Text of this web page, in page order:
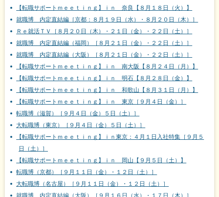
【転職サポートｍｅｅｔｉｎｇ】ｉｎ 奈良【８月１８日（火）】
就職博 内定直結編［京都：８月１９日（水）・８月２０日（木）］
Ｒｅ就活ＴＶ［８月２０日（木）・２１日（金）・２２日（土）］
就職博 内定直結編（福岡）［８月２１日（金）・２２日（土）］
就職博 内定直結編（大阪）［８月２１日（金）・２２日（土）］
【転職サポートｍｅｅｔｉｎｇ】ｉｎ 南大阪【８月２４日（月）】
【転職サポートｍｅｅｔｉｎｇ】ｉｎ 明石【８月２８日（金）】
【転職サポートｍｅｅｔｉｎｇ】ｉｎ 和歌山【８月３１日（月）】
【転職サポートｍｅｅｔｉｎｇ】ｉｎ 東京［９月４日（金）］
転職博（滋賀）［９月４日（金）５日（土）］
大転職博（東京）［９月４日（金）５日（土）］
【転職サポートｍｅｅｔｉｎｇ】ｉｎ東京：４月１日入社特集［９月５
日（土）］
【転職サポートｍｅｅｔｉｎｇ】ｉｎ 岡山【９月５日（土）】
転職博（京都）［９月１１日（金）・１２日（土）］
大転職博（名古屋）［９月１１日（金）・１２日（土）］
就職博 内定直結編（大阪）［９月１６日（水）・１７日（木）］